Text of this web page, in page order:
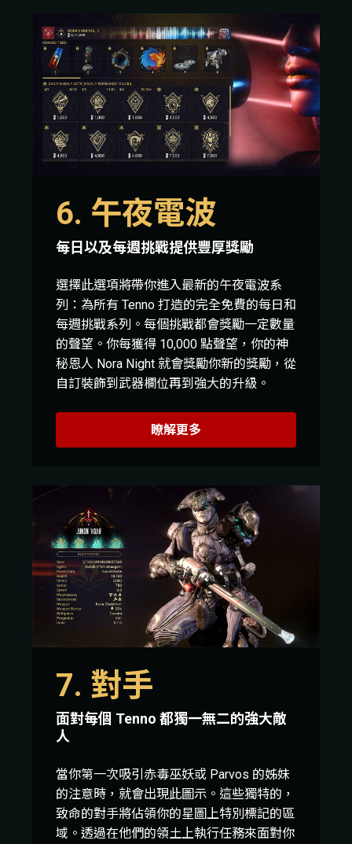
6. 午夜電波
每日以及每週挑戰提供豐厚獎勵
選擇此選項將帶你進入最新的午夜電波系
列：為所有 Tenno 打造的完全免費的每日和
每週挑戰系列。每個挑戰都會獎勵一定數量
的聲望。你每獲得 10,000 點聲望，你的神
秘恩人 Nora Night 就會獎勵你新的獎勵，從
自訂裝飾到武器欄位再到強大的升級。
瞭解更多
7. 對手
面對每個 Tenno 都獨一無二的強大敵
人
當你第一次吸引赤毒巫妖或 Parvos 的姊妹
的注意時，就會出現此圖示。這些獨特的，
致命的對手將佔領你的星圖上特別標記的區
域。透過在他們的領土上執行任務來面對你